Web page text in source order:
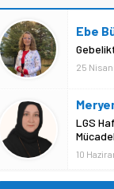
Ebe
25 Nisan
LGS
10